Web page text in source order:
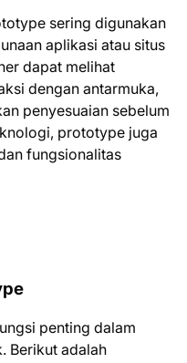
sering digunakan
aplikasi atau situs
dapat melihat
dengan antarmuka,
penyesuaian sebelum
prototype juga
fungsionalitas
penting dalam
Berikut adalah